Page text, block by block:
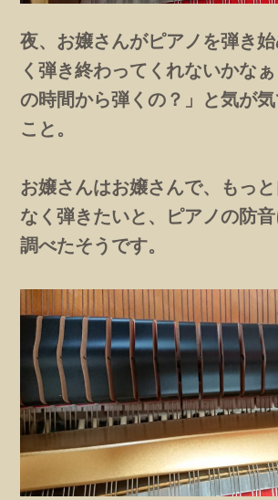
夜、お嬢さんがピアノを弾き
く弾き終わってくれないかな
の時間から弾くの？」と気が
こと。
お嬢さんはお嬢さんで、もっ
なく弾きたいと、ピアノの防
調べたそうです。